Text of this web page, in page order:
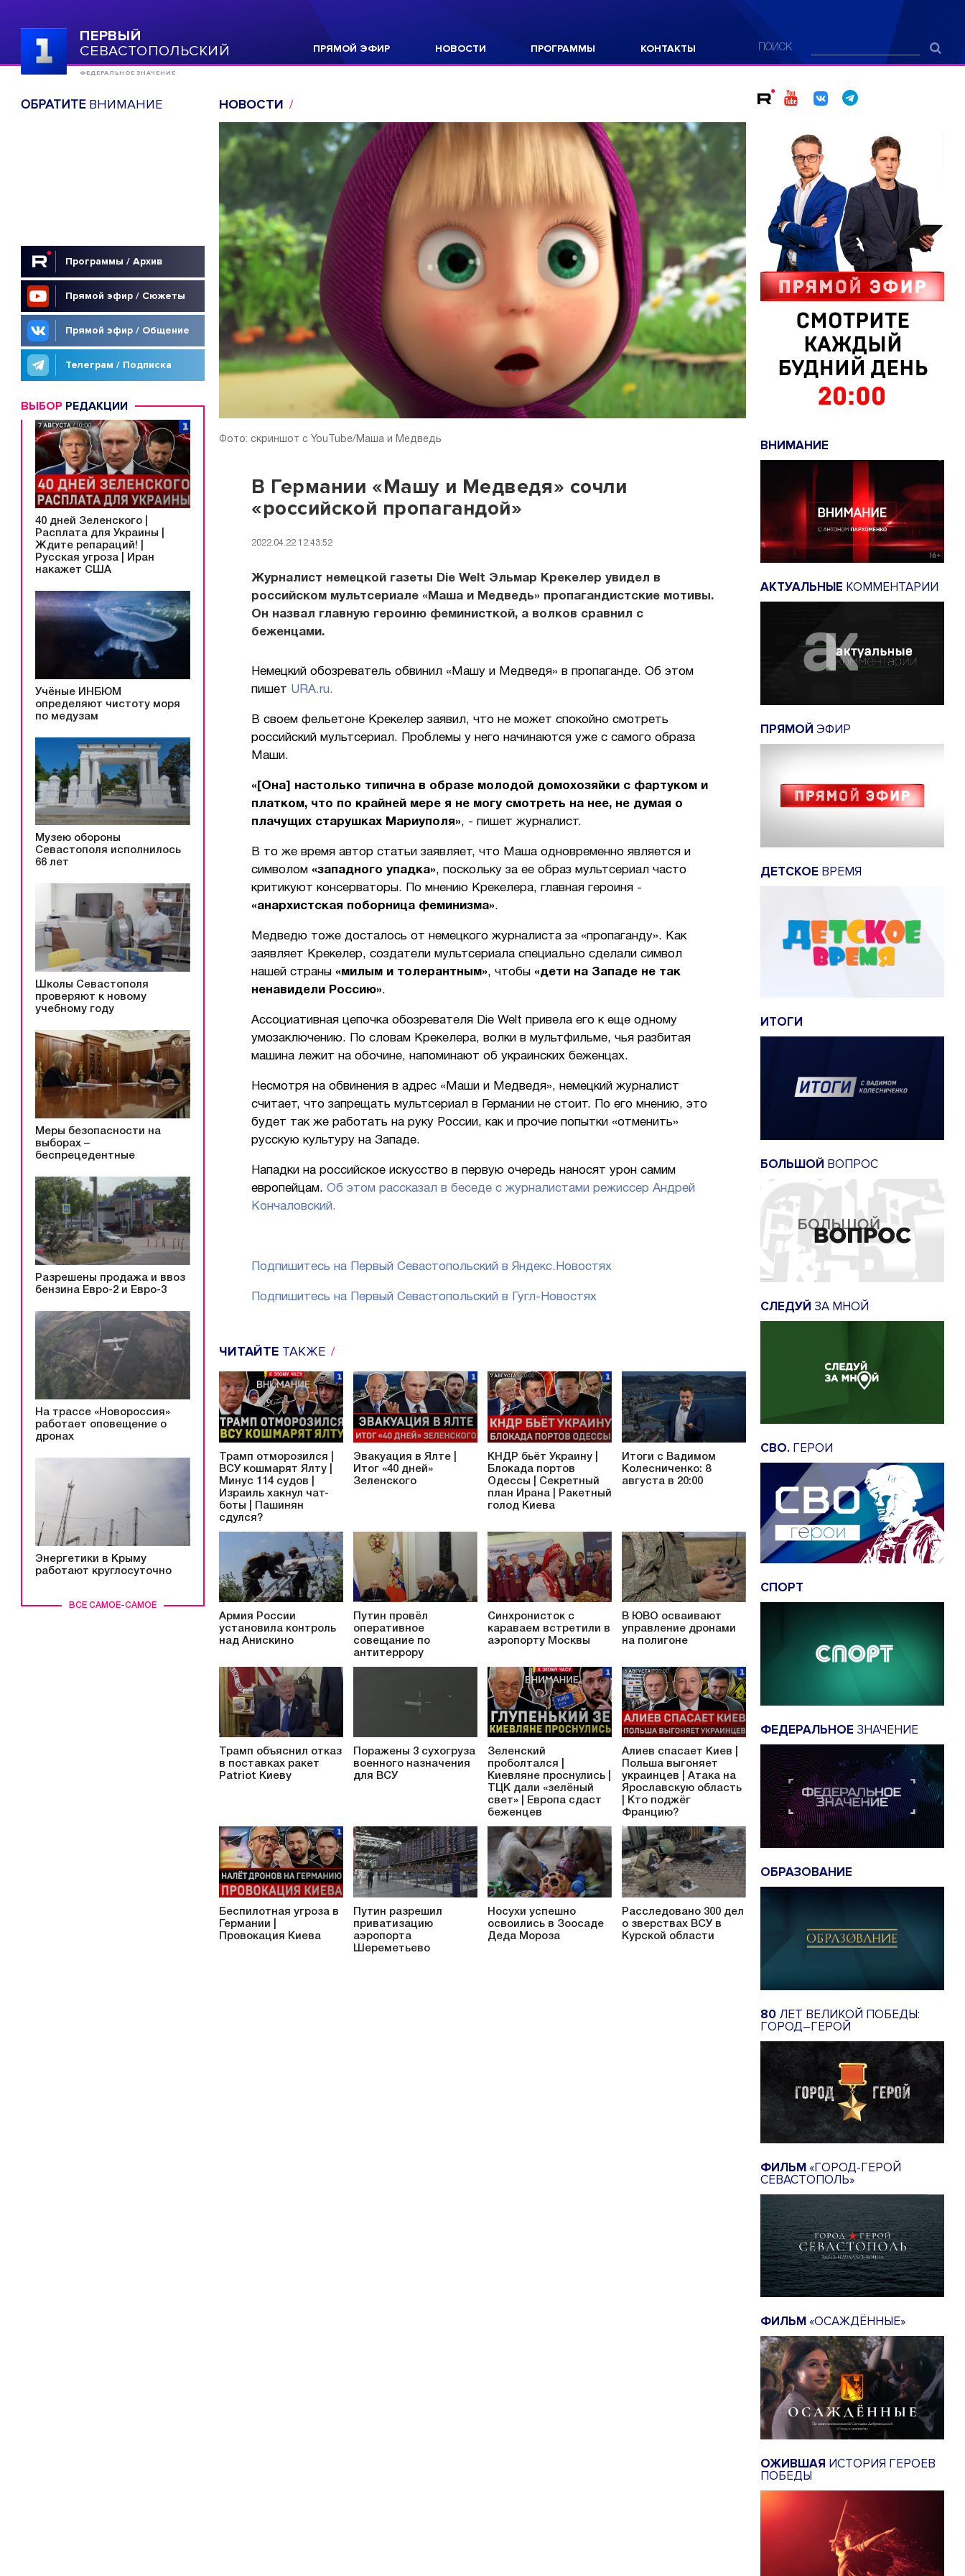
ПЕРВЫЙ
СЕВАСТОПОЛЬСКИЙ
ФЕДЕРАЛЬНОЕ ЗНАЧЕНИЕ
ПРЯМОЙ ЭФИР НОВОСТИ ПРОГРАММЫ КОНТАКТЫ ПОИСК
ОБРАТИТЕВНИМАНИЕ
Программы / Архив
Прямой эфир / Сюжеты
Прямой эфир / Общение
Телеграм / Подписка
ВЫБОР РЕДАКЦИИ
ВСЕ САМОЕ-САМОЕ
40 дней Зеленского |
Расплата для Украины |
Ждите репараций! |
Русская угроза | Иран
накажет США
Учёные ИНБЮМ
определяют чистоту моря
по медузам
Музею обороны
Севастополя исполнилось
66 лет
Школы Севастополя
проверяют к новому
учебному году
Меры безопасности на
выборах –
беспрецедентные
Разрешены продажа и ввоз
бензина Евро-2 и Евро-3
На трассе «Новороссия»
работает оповещение о
дронах
Энергетики в Крыму
работают круглосуточно
НОВОСТИ
Фото: скриншот с YouTube/Маша и Медведь
В Германии «Машу и Медведя» сочли
«российской пропагандой»
2022.04.22 12:43:52
Журналист немецкой газеты Die Welt Эльмар Крекелер увидел в
российском мультсериале «Маша и Медведь» пропагандистские мотивы.
Он назвал главную героиню феминисткой, а волков сравнил с
беженцами.
Немецкий обозреватель обвинил «Машу и Медведя» в пропаганде. Об этом
пишет URA.ru.
В своем фельетоне Крекелер заявил, что не может спокойно смотреть
российский мультсериал. Проблемы у него начинаются уже с самого образа
Маши.
«[Она] настолько типична в образе молодой домохозяйки с фартуком и
платком, что по крайней мере я не могу смотреть на нее, не думая о
плачущих старушках Мариуполя», - пишет журналист.
В то же время автор статьи заявляет, что Маша одновременно является и
символом «западного упадка», поскольку за ее образ мультсериал часто
критикуют консерваторы. По мнению Крекелера, главная героиня -
«анархистская поборница феминизма».
Медведю тоже досталось от немецкого журналиста за «пропаганду». Как
заявляет Крекелер, создатели мультсериала специально сделали символ
нашей страны «милым и толерантным», чтобы «дети на Западе не так
ненавидели Россию».
Ассоциативная цепочка обозревателя Die Welt привела его к еще одному
умозаключению. По словам Крекелера, волки в мультфильме, чья разбитая
машина лежит на обочине, напоминают об украинских беженцах.
Несмотря на обвинения в адрес «Маши и Медведя», немецкий журналист
считает, что запрещать мультсериал в Германии не стоит. По его мнению, это
будет так же работать на руку России, как и прочие попытки «отменить»
русскую культуру на Западе.
Нападки на российское искусство в первую очередь наносят урон самим
европейцам. Об этом рассказал в беседе с журналистами режиссер Андрей
Кончаловский.
Подпишитесь на Первый Севастопольский в Яндекс.Новостях
Подпишитесь на Первый Севастопольский в Гугл-Новостях
ЧИТАЙТЕ ТАКЖЕ
Трамп отморозился |
ВСУ кошмарят Ялту |
Минус 114 судов |
Израиль хакнул чат-
боты | Пашинян
сдулся?
Эвакуация в Ялте |
Итог «40 дней»
Зеленского
КНДР бьёт Украину |
Блокада портов
Одессы | Секретный
план Ирана | Ракетный
голод Киева
Итоги с Вадимом
Колесниченко: 8
августа в 20:00
Армия России
установила контроль
над Анискино
Путин провёл
оперативное
совещание по
антитеррору
Синхронисток с
караваем встретили в
аэропорту Москвы
В ЮВО осваивают
управление дронами
на полигоне
Трамп объяснил отказ
в поставках ракет
Patriot Киеву
Поражены 3 сухогруза
военного назначения
для ВСУ
Зеленский
проболтался |
Киевляне проснулись |
ТЦК дали «зелёный
свет» | Европа сдаст
беженцев
Алиев спасает Киев |
Польша выгоняет
украинцев | Атака на
Ярославскую область
| Кто поджёг
Францию?
Беспилотная угроза в
Германии |
Провокация Киева
Путин разрешил
приватизацию
аэропорта
Шереметьево
Носухи успешно
освоились в Зоосаде
Деда Мороза
Расследовано 300 дел
о зверствах ВСУ в
Курской области
ВНИМАНИЕ
АКТУАЛЬНЫЕ КОММЕНТАРИИ
ПРЯМОЙ ЭФИР
ДЕТСКОЕ ВРЕМЯ
ИТОГИ
БОЛЬШОЙ ВОПРОС
СЛЕДУЙ ЗА МНОЙ
СВО. ГЕРОИ
СПОРТ
ФЕДЕРАЛЬНОЕ ЗНАЧЕНИЕ
ОБРАЗОВАНИЕ
80 ЛЕТ ВЕЛИКОЙ ПОБЕДЫ:
ГОРОД–ГЕРОЙ
ФИЛЬМ«ГОРОД-ГЕРОЙ
СЕВАСТОПОЛЬ»
ФИЛЬМ«ОСАЖДЁННЫЕ»
ОЖИВШАЯ ИСТОРИЯ ГЕРОЕВ
ПОБЕДЫ